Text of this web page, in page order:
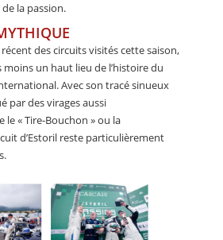
la passion.
des circuits visités cette saison,
moins un haut lieu de l’histoire du
Avec son tracé sinueux
par des virages aussi
« Tire-Bouchon » ou la
d’Estoril reste particulièrement